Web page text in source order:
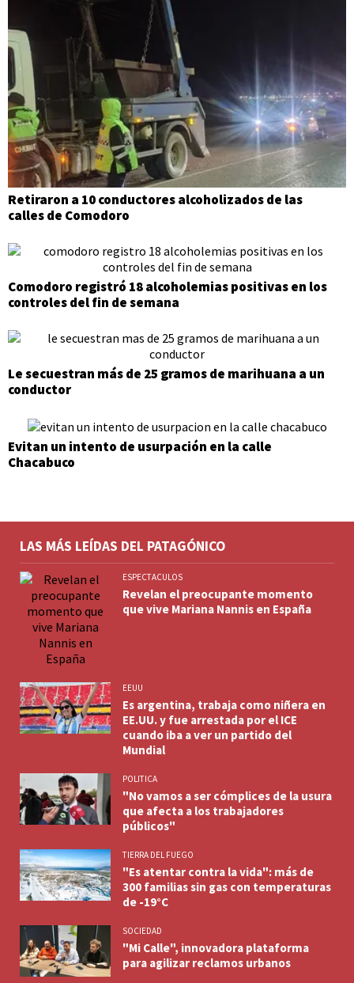
Retiraron a 10 conductores alcoholizados de las
calles de Comodoro
Comodoro registró 18 alcoholemias positivas en los
controles del fin de semana
Le secuestran más de 25 gramos de marihuana a un
conductor
Evitan un intento de usurpación en la calle
Chacabuco
LAS MÁS LEÍDAS DEL PATAGÓNICO
ESPECTACULOS
Revelan el preocupante momento
que vive Mariana Nannis en España
EEUU
Es argentina, trabaja como niñera en
EE.UU. y fue arrestada por el ICE
cuando iba a ver un partido del
Mundial
POLITICA
"No vamos a ser cómplices de la usura
que afecta a los trabajadores
públicos"
TIERRA DEL FUEGO
"Es atentar contra la vida": más de
300 familias sin gas con temperaturas
de -19°C
SOCIEDAD
"Mi Calle", innovadora plataforma
para agilizar reclamos urbanos